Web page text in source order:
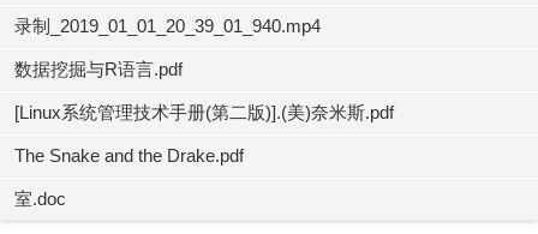
录制_2019_01_01_20_39_01_940.mp4
数据挖掘与R语言.pdf
[Linux系统管理技术手册(第二版)].(美)奈米斯.pdf
The Snake and the Drake.pdf
室.doc